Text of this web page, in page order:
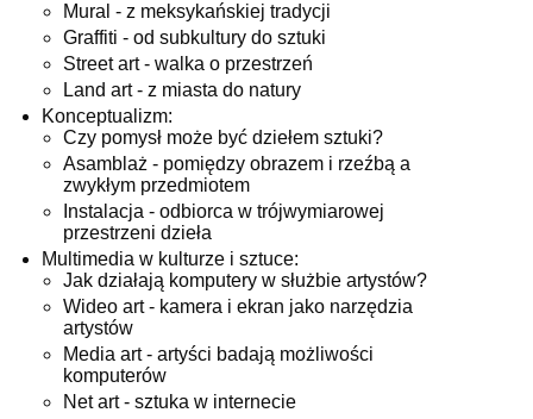
Mural - z meksykańskiej tradycji
Graffiti - od subkultury do sztuki
Street art - walka o przestrzeń
Land art - z miasta do natury
Konceptualizm:
Czy pomysł może być dziełem sztuki?
Asamblaż - pomiędzy obrazem i rzeźbą a
zwykłym przedmiotem
Instalacja - odbiorca w trójwymiarowej
przestrzeni dzieła
Multimedia w kulturze i sztuce:
Jak działają komputery w służbie artystów?
Wideo art - kamera i ekran jako narzędzia
artystów
Media art - artyści badają możliwości
komputerów
Net art - sztuka w internecie